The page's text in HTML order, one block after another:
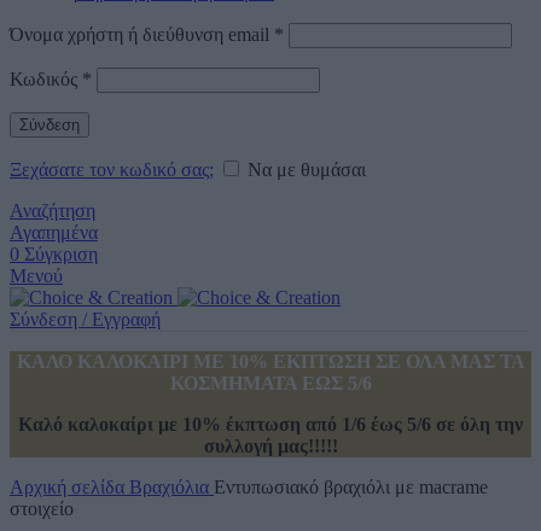
Όνομα χρήστη ή διεύθυνση email *
Κωδικός *
Σύνδεση
Ξεχάσατε τον κωδικό σας;
Να με θυμάσαι
Αναζήτηση
Αγαπημένα
0 Σύγκριση
Μενού
Σύνδεση / Εγγραφή
ΚΑΛΟ ΚΑΛΟΚΑΙΡΙ ΜΕ 10% ΕΚΠΤΩΣΗ ΣΕ ΟΛΑ ΜΑΣ ΤΑ
ΚΟΣΜΗΜΑΤΑ ΕΩΣ 5/6
Καλό καλοκαίρι με 10% έκπτωση από 1/6 έως 5/6 σε όλη την
συλλογή μας!!!!!
Αρχική σελίδα Βραχιόλια Εντυπωσιακό βραχιόλι με macrame
στοιχείο